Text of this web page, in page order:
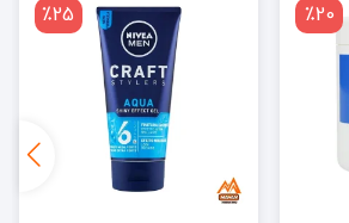
٪25 ٪8